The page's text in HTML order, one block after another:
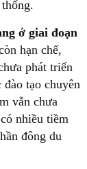
ở giai đoạn
hạn chế,
phát triển
tạo chuyên
vẫn chưa
nhiều tiềm
đông du